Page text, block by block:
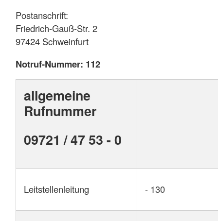
Postanschrift:
Friedrich-Gauß-Str. 2
97424 Schweinfurt
Notruf-Nummer: 112
allgemeine
Rufnummer
09721 / 47 53 - 0
Leitstellenleitung - 130